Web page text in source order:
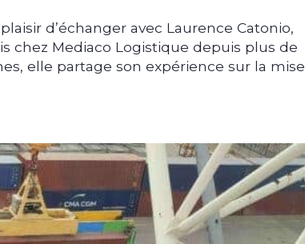
d’échanger avec Laurence Catonio,
chez Mediaco Logistique depuis plus de
elle partage son expérience sur la mise